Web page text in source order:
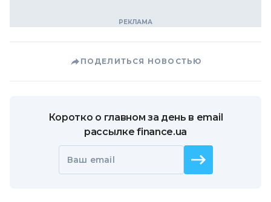
ПОДЕЛИТЬСЯ НОВОСТЬЮ
Коротко о главном за день в email
рассылке finance.ua
Ваш email